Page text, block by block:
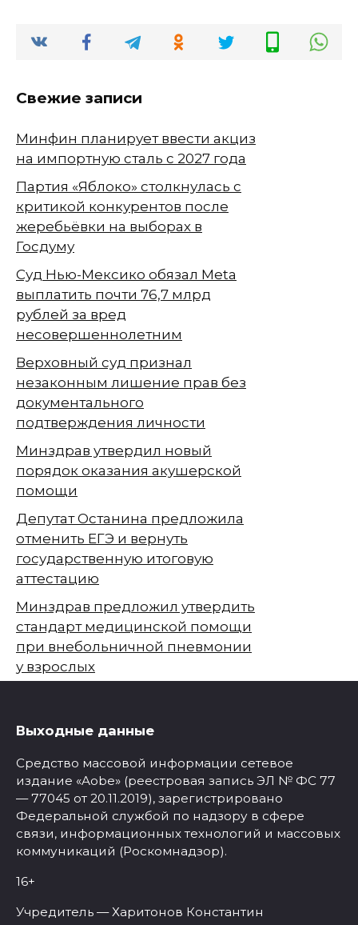
Свежие записи
Минфин планирует ввести акциз
на импортную сталь с 2027 года
Партия «Яблоко» столкнулась с
критикой конкурентов после
жеребьёвки на выборах в
Госдуму
Суд Нью-Мексико обязал Meta
выплатить почти 76,7 млрд
рублей за вред
несовершеннолетним
Верховный суд признал
незаконным лишение прав без
документального
подтверждения личности
Минздрав утвердил новый
порядок оказания акушерской
помощи
Депутат Останина предложила
отменить ЕГЭ и вернуть
государственную итоговую
аттестацию
Минздрав предложил утвердить
стандарт медицинской помощи
при внебольничной пневмонии
у взрослых
Выходные данные
Средство массовой информации сетевое
издание «Aobe» (реестровая запись ЭЛ № ФС 77
— 77045 от 20.11.2019), зарегистрировано
Федеральной службой по надзору в сфере
связи, информационных технологий и массовых
коммуникаций (Роскомнадзор).
16+
Учредитель — Харитонов Константин